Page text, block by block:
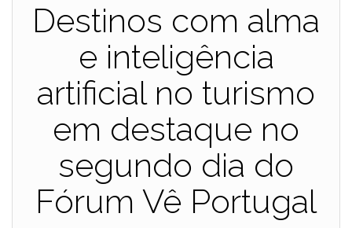
Destinos com alma
e inteligência
artificial no turismo
em destaque no
segundo dia do
Fórum Vê Portugal